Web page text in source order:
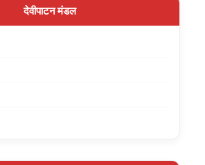
देवीपाटन मंडल